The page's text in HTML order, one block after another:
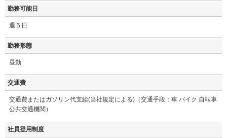
勤務可能日
週５日
勤務形態
昼勤
交通費
交通費またはガソリン代支給(当社規定による)（交通手段：車 バイク 自転車
公共交通機関）
社員登用制度